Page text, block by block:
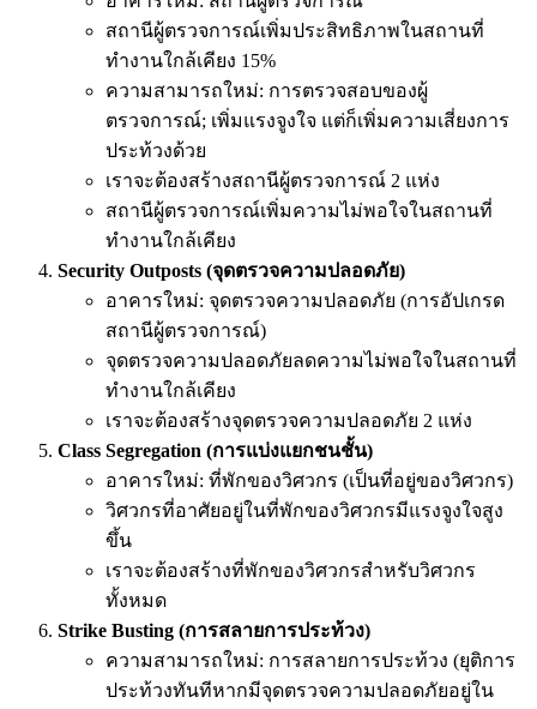
สถานีผู้ตรวจการณ์เพิ่มประสิทธิภาพในสถานที่
ทำงานใกล้เคียง 15%
ความสามารถใหม่: การตรวจสอบของผู้
ตรวจการณ์; เพิ่มแรงจูงใจ แต่ก็เพิ่มความเสี่ยงการ
ประท้วงด้วย
เราจะต้องสร้างสถานีผู้ตรวจการณ์ 2 แห่ง
สถานีผู้ตรวจการณ์เพิ่มความไม่พอใจในสถานที่
ทำงานใกล้เคียง
Security Outposts (จุดตรวจความปลอดภัย)
อาคารใหม่: จุดตรวจความปลอดภัย (การอัปเกรด
สถานีผู้ตรวจการณ์)
จุดตรวจความปลอดภัยลดความไม่พอใจในสถานที่
ทำงานใกล้เคียง
เราจะต้องสร้างจุดตรวจความปลอดภัย 2 แห่ง
Class Segregation (การแบ่งแยกชนชั้น)
อาคารใหม่: ที่พักของวิศวกร (เป็นที่อยู่ของวิศวกร)
วิศวกรที่อาศัยอยู่ในที่พักของวิศวกรมีแรงจูงใจสูง
ขึ้น
เราจะต้องสร้างที่พักของวิศวกรสำหรับวิศวกร
ทั้งหมด
Strike Busting (การสลายการประท้วง)
ความสามารถใหม่: การสลายการประท้วง (ยุติการ
ประท้วงทันทีหากมีจุดตรวจความปลอดภัยอยู่ใน